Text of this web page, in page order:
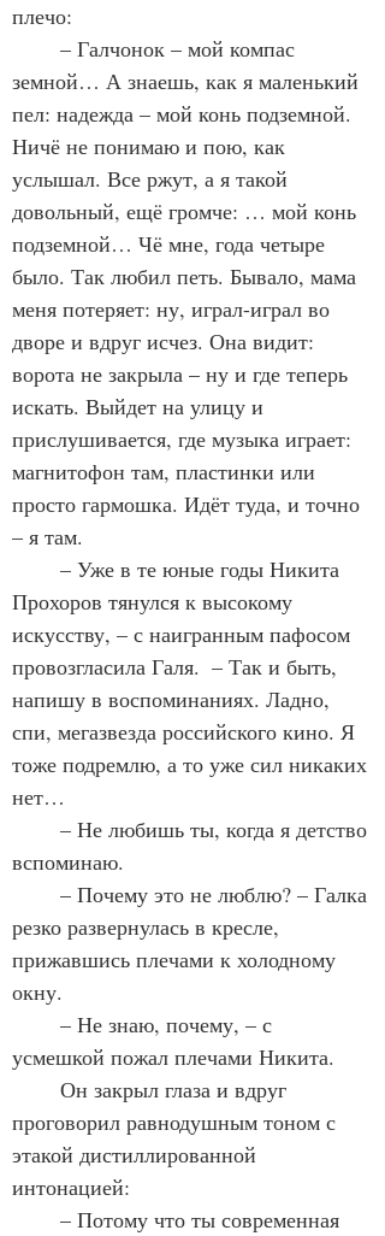
плечо:
земной… А знаешь, как я маленький
пел: надежда – мой конь подземной.
Ничё не понимаю и пою, как
услышал. Все ржут, а я такой
довольный, ещё громче: … мой конь
подземной… Чё мне, года четыре
было. Так любил петь. Бывало, мама
меня потеряет: ну, играл-играл во
дворе и вдруг исчез. Она видит:
ворота не закрыла – ну и где теперь
искать. Выйдет на улицу и
прислушивается, где музыка играет:
магнитофон там, пластинки или
просто гармошка. Идёт туда, и точно
– я там.
Прохоров тянулся к высокому
искусству, – с наигранным пафосом
провозгласила Галя.  – Так и быть,
напишу в воспоминаниях. Ладно,
спи, мегазвезда российского кино. Я
тоже подремлю, а то уже сил никаких
нет…
вспоминаю.
резко развернулась в кресле,
прижавшись плечами к холодному
окну.
усмешкой пожал плечами Никита.
проговорил равнодушным тоном с
этакой дистиллированной
интонацией: